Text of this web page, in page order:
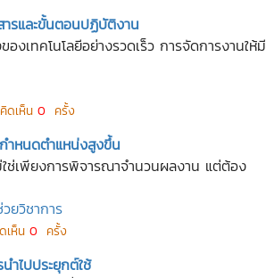
รและขั้นตอนปฏิบัติงาน
เทคโนโลยีอย่างรวดเร็ว การจัดการงานให้มี
ดเห็น 0 ครั้ง
ำหนดตำแหน่งสูงขึ้น
ช่เพียงการพิจารณาจำนวนผลงาน แต่ต้อง
ยวิชาการ
เห็น 0 ครั้ง
ำไปประยุกต์ใช้